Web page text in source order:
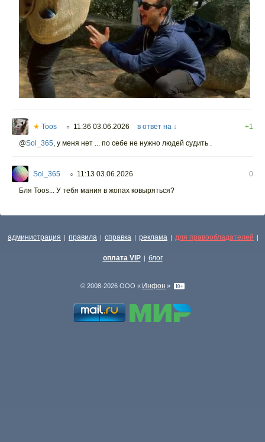
★ Toos ○ 11:36 03.06.2026 в ответ на ↓
+1
@Sol_365, у меня нет ... по себе не нужно людей судить .
Sol_365 ○ 11:13 03.06.2026
0
Бля Toos... У тебя мания в жопах ковыряться?
администрация | правила | справка | реклама | для правообладателей |
оплата VIP | блог
© 2008-2026 ООО « Инфон »